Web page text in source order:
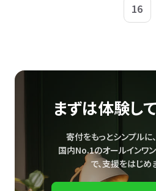
16
まずは体験し
寄付をもっとシンプルに
国内No.1のオールインワ
で、支援をはじめ